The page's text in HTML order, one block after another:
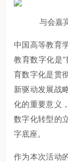
与会嘉
中国高等教育
教育数字化是
育数字化是贯
新驱动发展战
化的重要意义
数字化转型的
字底座。
作为本次活动